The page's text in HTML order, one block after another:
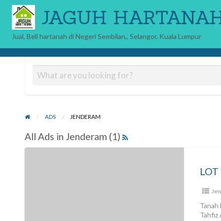
JAGUH
Jual, Beli hartanah di Negeri Sembilan,, Selangor, Kuala Lumpur
ADS JENDERAM
All Ads in Jenderam (1)
Tahfiz